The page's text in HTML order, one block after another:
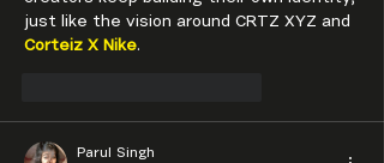
just like the vision around CRTZ XYZ and
Corteiz X Nike.
Parul Singh